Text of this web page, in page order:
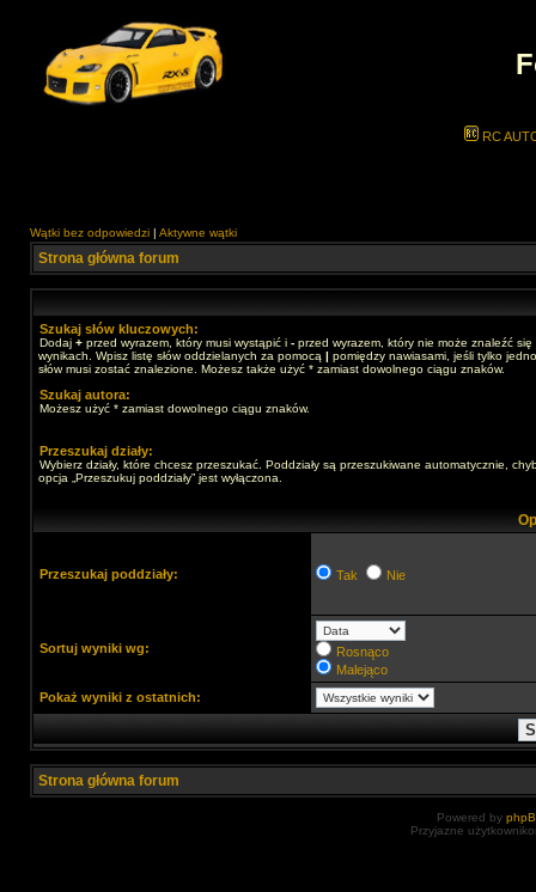
RC
Wątki bez odpowiedzi | Aktywne wątki
Strona główna forum
Szukaj słów kluczowych:
Dodaj + przed wyrazem, który musi wystąpić i - przed wyrazem, który nie może znaleźć się
wynikach. Wpisz listę słów oddzielanych za pomocą | pomiędzy nawiasami, jeśli tylko
słów musi zostać znalezione. Możesz także użyć * zamiast dowolnego ciągu znaków.
Szukaj autora:
Możesz użyć * zamiast dowolnego ciągu znaków.
Przeszukaj działy:
Wybierz działy, które chcesz przeszukać. Poddziały są przeszukiwane automatycznie,
opcja „Przeszukuj poddziały” jest wyłączona.
Przeszukaj poddziały: Tak Nie
Sortuj wyniki wg:
Rosnąco
Malejąco
Pokaż wyniki z ostatnich:
Strona główna forum
Powered by
Przyjazne